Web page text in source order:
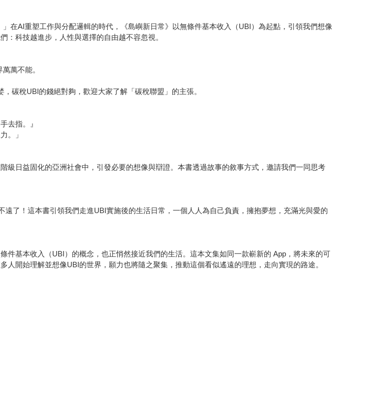
在AI重塑工作與分配邏輯的時代，《島嶼新日常》以無條件基本收入（UBI）為起點，引領我們想像
：科技越進步，人性與選擇的自由越不容忽視。
萬不能。
碳稅UBI的錢絕對夠，歡迎大家了解「碳稅聯盟」的主張。
去指。』
。」
級日益固化的亞洲社會中，引發必要的想像與辯證。本書透過故事的敘事方式，邀請我們一同思考
了！這本書引領我們走進UBI實施後的生活日常，一個人人為自己負責，擁抱夢想，充滿光與愛的
基本收入（UBI）的概念，也正悄然接近我們的生活。這本文集如同一款嶄新的 App，將未來的可
開始理解並想像UBI的世界，願力也將隨之聚集，推動這個看似遙遠的理想，走向實現的路途。